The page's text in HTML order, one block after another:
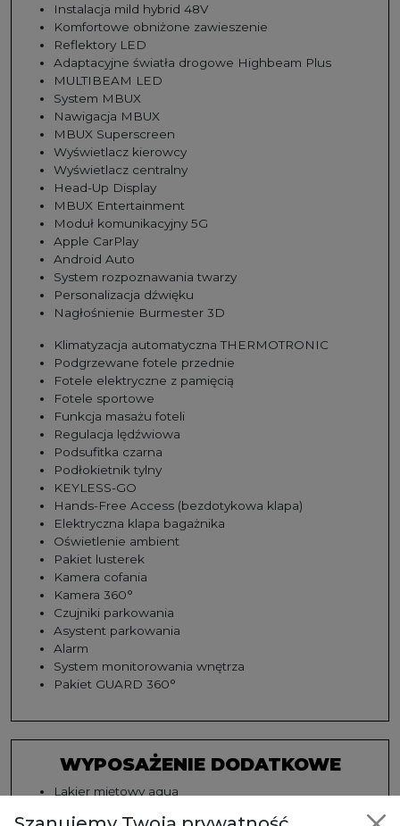
Instalacja mild hybrid 48V
Komfortowe obniżone zawieszenie
Reflektory LED
Adaptacyjne światła drogowe Highbeam Plus
MULTIBEAM LED
System MBUX
Nawigacja MBUX
MBUX Superscreen
Wyświetlacz kierowcy
Wyświetlacz centralny
Head-Up Display
MBUX Entertainment
Moduł komunikacyjny 5G
Apple CarPlay
Android Auto
System rozpoznawania twarzy
Personalizacja dźwięku
Nagłośnienie Burmester 3D
Klimatyzacja automatyczna THERMOTRONIC
Podgrzewane fotele przednie
Fotele elektryczne z pamięcią
Fotele sportowe
Funkcja masażu foteli
Regulacja lędźwiowa
Podsufitka czarna
Podłokietnik tylny
KEYLESS-GO
Hands-Free Access (bezdotykowa klapa)
Elektryczna klapa bagażnika
Oświetlenie ambient
Pakiet lusterek
Kamera cofania
Kamera 360°
Czujniki parkowania
Asystent parkowania
Alarm
System monitorowania wnętrza
Pakiet GUARD 360°
WYPOSAŻENIE DODATKOWE
Lakier miętowy aqua